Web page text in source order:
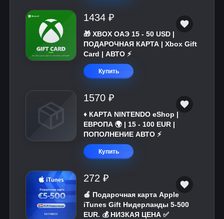
1434 ₽
🎁 XBOX ОАЭ 15 - 50 USD |
ПОДАРОЧНАЯ КАРТА | Xbox Gift
Card | АВТО ⚡
Купить
1570 ₽
♦️ КАРТА NINTENDO eShop |
ЕВРОПА 🌍 | 15 - 100 EUR |
ПОПОЛНЕНИЕ АВТО ⚡
Купить
272 ₽
🍎 Подарочная карта Apple
iTunes Gift Нидерланды 5-500
EUR. 💰 НИЗКАЯ ЦЕНА ✅